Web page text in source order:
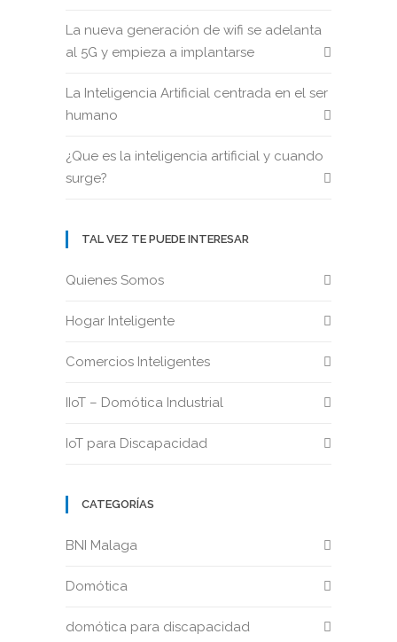
La nueva generación de wifi se adelanta
al 5G y empieza a implantarse
La Inteligencia Artificial centrada en el ser
humano
¿Que es la inteligencia artificial y cuando
surge?
TAL VEZ TE PUEDE INTERESAR
Quienes Somos
Hogar Inteligente
Comercios Inteligentes
IIoT – Domótica Industrial
IoT para Discapacidad
CATEGORÍAS
BNI Malaga
Domótica
domótica para discapacidad